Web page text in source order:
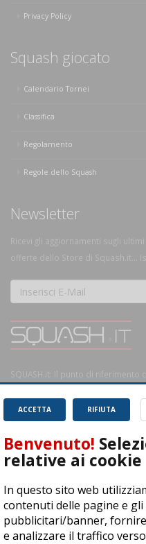
Privacy Policy
Squash giocato
Calendario Tornei
Classifica
Regolamento
Regole dello Squash
Newsletter
Ricevi gli aggiornamenti sugli
offerte dello Store di Squash.it...
SQUASH.it: Il punto di
RIFIUTA
ACCETTA
Benvenuto!
relative ai cookie
In questo sito web
contenuti delle pagine e
pubblicitari/banner,
e analizzare il traffico
04278030988
© Copyright 2015 | All Rights